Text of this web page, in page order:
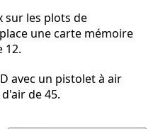
sur les plots de
une carte mémoire
12.
avec un pistolet à air
de 45.